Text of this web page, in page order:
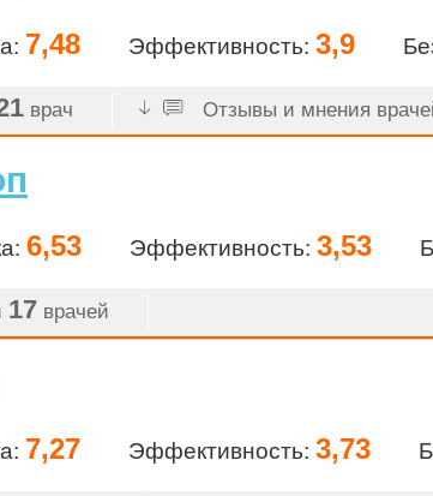
7,48 Эффективность: 3,9
врач Отзывы и мнения
6,53 Эффективность: 3,53
17 врачей
7,27 Эффективность: 3,73